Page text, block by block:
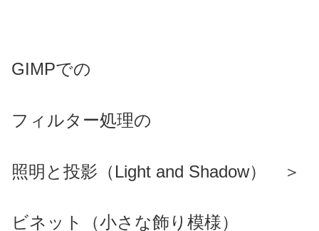
GIMPでの
フィルター処理の
照明と投影（Light and Shadow） ＞
ビネット（小さな飾り模様）